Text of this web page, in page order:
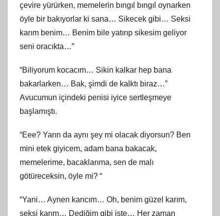
çevire yürürken, memelerin bıngıl bıngıl oynarken
öyle bir bakıyorlar ki sana… Sikecek gibi… Seksi
karım benim… Benim bile yatırıp sikesim geliyor
seni oracıkta…”
“Biliyorum kocacım… Sikin kalkar hep bana
bakarlarken… Bak, şimdi de kalktı biraz…”
Avucumun içindeki penisi iyice sertleşmeye
başlamıştı.
“Eee? Yarın da aynı şey mi olacak diyorsun? Ben
mini etek giyicem, adam bana bakacak,
memelerime, bacaklarıma, sen de malı
götüreceksin, öyle mi? “
“Yani… Aynen karıcım… Oh, benim güzel karım,
seksi karım… Dediğim gibi işte… Her zaman